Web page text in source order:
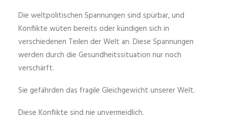
Die weltpolitischen Spannungen sind spürbar, und
Konflikte wüten bereits oder kündigen sich in
verschiedenen Teilen der Welt an. Diese Spannungen
werden durch die Gesundheitssituation nur noch
verschärft.
Sie gefährden das fragile Gleichgewicht unserer Welt.
Diese Konflikte sind nie unvermeidlich.